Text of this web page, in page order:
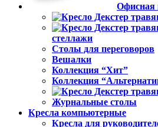
Офисная
стеллажи
Столы для переговоров
Вешалки
Коллекция “Хит”
Коллекция
Журнальные столы
Кресла компьютерные
Кресла для